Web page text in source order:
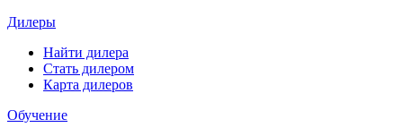
Дилеры
Найти дилера
Cтать дилером
Карта дилеров
Обучение